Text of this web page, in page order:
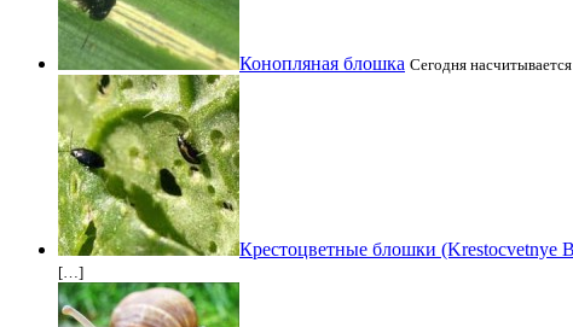
Конопляная блошка Сегодня
Крестоцветные блошки (Krestocvetnye
[…]